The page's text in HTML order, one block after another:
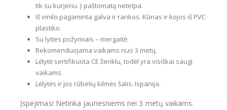
tik su kurjeriu. Į paštomatą netelpa.
Iš vinilo pagaminta galva ir rankos. Kūnas ir kojos iš PVC
plastiko.
Su lyties požymiais – mergaitė.
Rekomenduojama vaikams nuo 3 metų.
Lėlytė sertifikuota CE ženklu, todėl yra visiškai saugi
vaikams.
Lėlytės ir jos rūbelių kilmės šalis: Ispanija.
Įspėjimas! Netinka jaunesniems nei 3 metų vaikams.